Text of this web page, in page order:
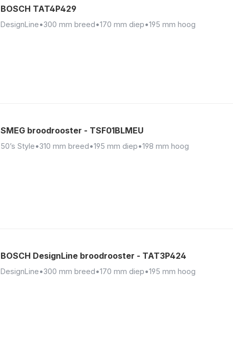
BOSCH TAT4P429
DesignLine•300 mm breed•170 mm diep•195 mm hoog
SMEG broodrooster - TSF01BLMEU
50’s Style•310 mm breed•195 mm diep•198 mm hoog
BOSCH DesignLine broodrooster - TAT3P424
DesignLine•300 mm breed•170 mm diep•195 mm hoog